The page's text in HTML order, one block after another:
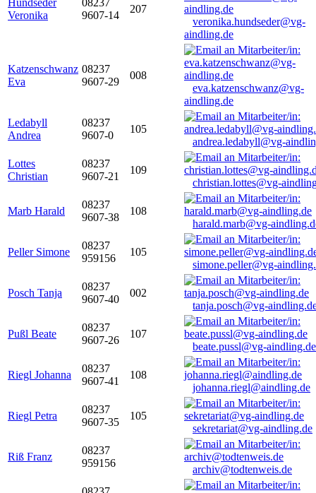
Hundseder
Veronika
08237
9607-14
207
veronika.hundseder@vg-
aindling.de
Katzenschwanz
Eva
08237
9607-29
008
eva.katzenschwanz@vg-
aindling.de
Ledabyll
Andrea
08237
9607-0
105
andrea.ledabyll@vg-
Lottes
Christian
08237
9607-21
109
christian.lottes@vg-
Marb Harald
08237
9607-38
108
harald.marb@vg-
Peller Simone
08237
959156
105
simone.peller@vg-
Posch Tanja
08237
9607-40
002
tanja.posch@vg-
Pußl Beate
08237
9607-26
107
beate.pussl@vg-aindling.de
Riegl Johanna
08237
9607-41
108
johanna.riegl@aindling.de
Riegl Petra
08237
9607-35
105
sekretariat@vg-aindling.de
Riß Franz
08237
959156
archiv@todtenweis.de